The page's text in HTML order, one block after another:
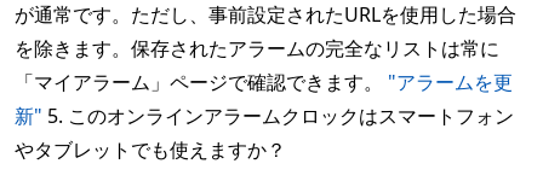
が通常です。ただし、事前設定されたURLを使用した場合
を除きます。保存されたアラームの完全なリストは常に
「マイアラーム」ページで確認できます。 "アラームを更
新" 5. このオンラインアラームクロックはスマートフォン
やタブレットでも使えますか？